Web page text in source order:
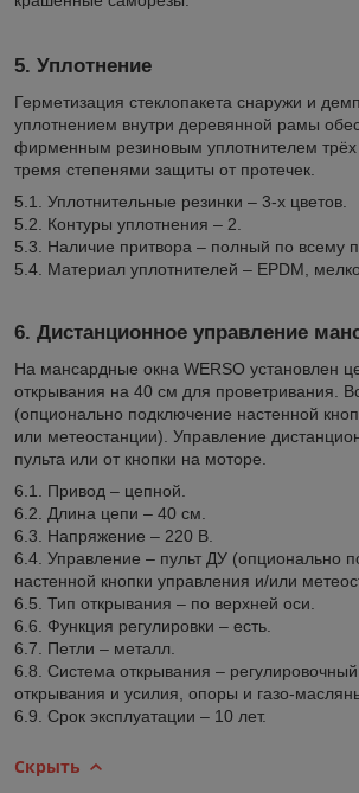
5. Уплотнение
Герметизация стеклопакета снаружи и
уплотнением внутри деревянной рамы
фирменным резиновым уплотнителем трёх
тремя степенями защиты от протечек.
5.1. Уплотнительные резинки – 3-х цветов.
5.2. Контуры уплотнения – 2.
5.3. Наличие притвора – полный по всему
5.4. Материал уплотнителей – EPDM,
6. Дистанционное управление
На мансардные окна WERSO установлен
открывания на 40 см для проветривания.
(опционально подключение настенной
или метеостанции). Управление
пульта или от кнопки на моторе.
6.1. Привод – цепной.
6.2. Длина цепи – 40 см.
6.3. Напряжение – 220 В.
6.4. Управление – пульт ДУ (опционально
настенной кнопки управления и/или
6.5. Тип открывания – по верхней оси.
6.6. Функция регулировки – есть.
6.7. Петли – металл.
6.8. Система открывания –
открывания и усилия, опоры и газо-
6.9. Срок эксплуатации – 10 лет.
Скрыть